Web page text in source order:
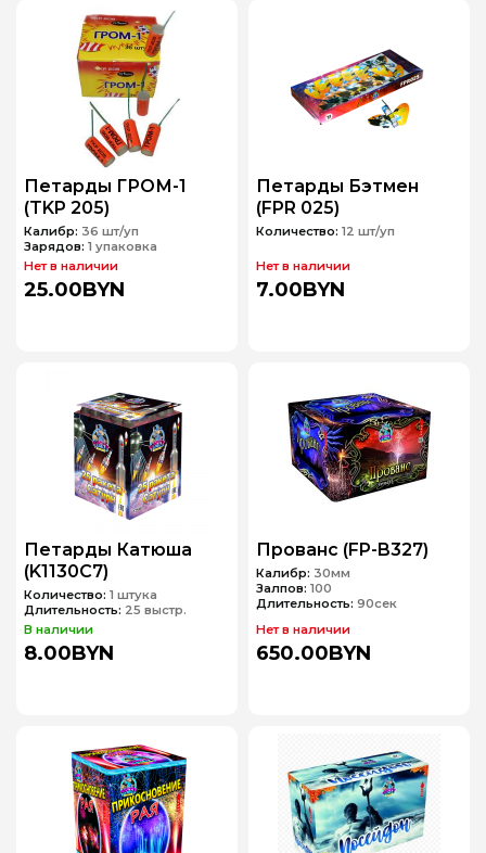
Петарды ГРОМ-1
(TKP 205)
Калибр: 36 шт/уп
Зарядов: 1 упаковка
Нет в наличии
25.00BYN
Петарды Бэтмен
(FPR 025)
Количество: 12 шт/уп
Нет в наличии
7.00BYN
Петарды Катюша
(K1130C7)
Количество: 1 штука
Длительность: 25 выстр.
В наличии
8.00BYN
Прованс (FP-B327)
Калибр: 30мм
Залпов: 100
Длительность: 90сек
Нет в наличии
650.00BYN